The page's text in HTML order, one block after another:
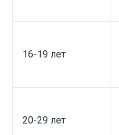
16-19 лет
20-29 лет